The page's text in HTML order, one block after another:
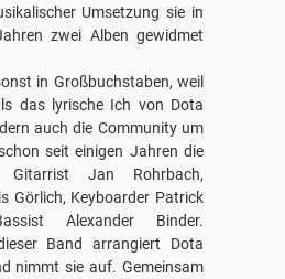
Umsetzung sie in
zwei Alben gewidmet
in Großbuchstaben, weil
das lyrische Ich von Dota
auch die Community um
seit einigen Jahren die
Gitarrist Jan Rohrbach,
Görlich, Keyboarder Patrick
Alexander Binder.
Band arrangiert Dota
nimmt sie auf. Gemeinsam